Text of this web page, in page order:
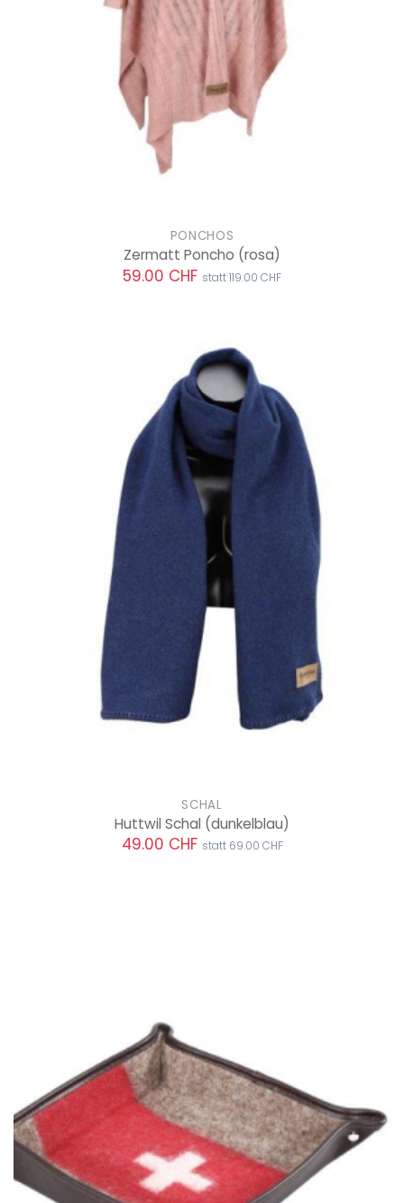
PONCHOS
Zermatt Poncho (rosa)
59.00 CHF statt 119.00 CHF
SCHAL
Huttwil Schal (dunkelblau)
49.00 CHF statt 69.00 CHF